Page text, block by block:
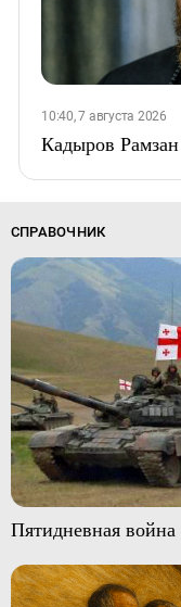
10:40, 7 августа 2026
Кадыров
СПРАВОЧНИК
Пятидневная война